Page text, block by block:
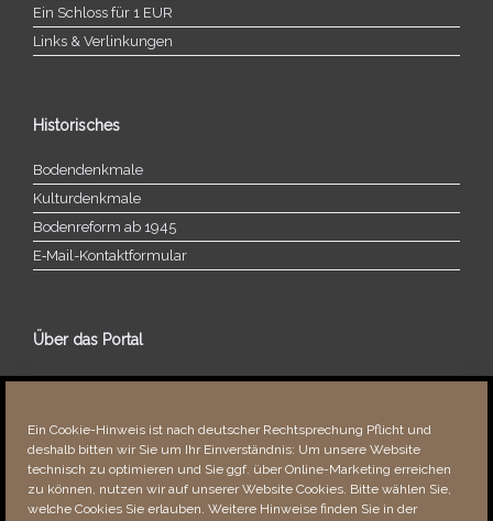
Ein Cookie-Hinweis ist nach deutscher Rechtsprechung Pflicht und
deshalb bitten wir Sie um Ihr Einverständnis: Um unsere Website
technisch zu optimieren und Sie ggf. über Online-Marketing erreichen
zu können, nutzen wir auf unserer Website Cookies. Bitte wählen Sie,
welche Cookies Sie erlauben. Weitere Hinweise finden Sie in der
Ein Schloss für 1 EUR
Links & Verlinkungen
Historisches
Bodendenkmale
Kulturdenkmale
Bodenreform ab 1945
E‑Mail-​​Kontaktformular
Über das Portal
Über dieses Portal
Fehler bemerkt?